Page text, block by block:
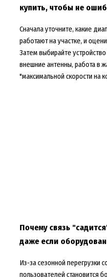
купить, чтобы не
Сначала уточните, какие
работают на участке, и
Затем выбирайте
внешние антенны, работа в
"максимальной скорости на
Почему связь
даже если
Из-за сезонной перегрузки
пользователей становится